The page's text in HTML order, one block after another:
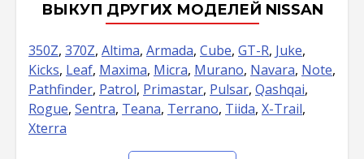
ВЫКУП ДРУГИХ МОДЕЛЕЙ NISSAN
350Z, 370Z, Altima, Armada, Cube, GT-R, Juke,
Kicks, Leaf, Maxima, Micra, Murano, Navara, Note,
Pathfinder, Patrol, Primastar, Pulsar, Qashqai,
Rogue, Sentra, Teana, Terrano, Tiida, X-Trail,
Xterra